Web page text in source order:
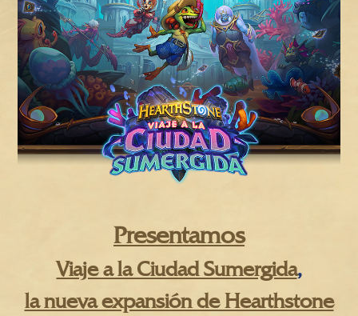
Presentamos
Viaje a la Ciudad Sumergida,
la nueva expansión de Hearthstone